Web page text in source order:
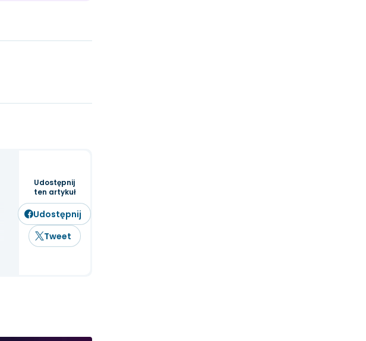
Udostępnij
ten artykuł
Udostępnij
Tweet